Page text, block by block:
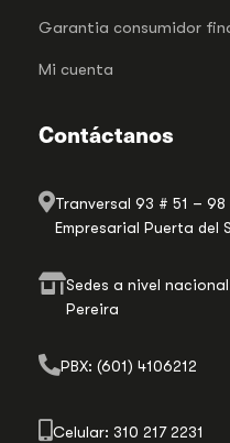
Garantia consumidor
Mi cuenta
Contáctanos
Tranversal 93 # 51 –
Empresarial Puerta del
Sedes a nivel
Pereira
PBX: (601) 4106212
Celular: 310 217 2231